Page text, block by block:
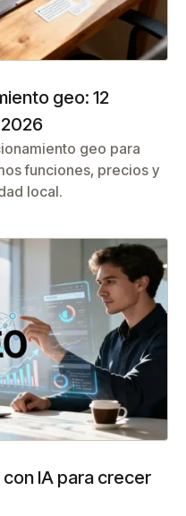
geo: 12
geo para
funciones, precios y
local.
con IA para crecer